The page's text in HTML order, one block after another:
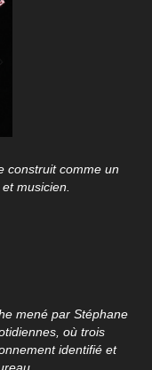
construit comme un
musicien.
mené par Stéphane
où trois
identifié et